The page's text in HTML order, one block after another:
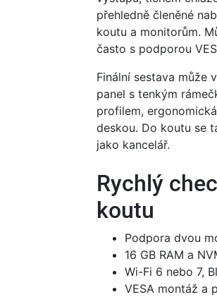
přehledně členěné
koutu a monitorům.
často s podporou
Finální sestava může
panel s tenkým
profilem,
deskou. Do koutu se
jako kancelář.
Rychlý
koutu
Podpora dvou
16 GB RAM a
Wi-Fi 6 nebo 7,
VESA montáž a